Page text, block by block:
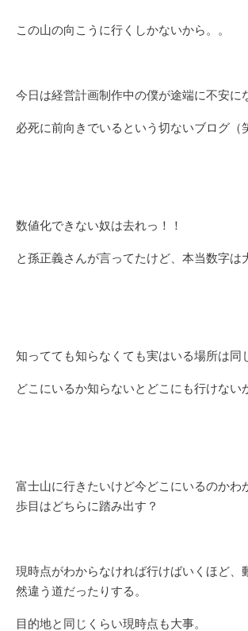
この山の向こうに行くしかないから。。
今日は経営計画制作中の僕が途端に不安に
必死に前向きでいるという切ないブログ（
数値化できない奴は去れっ！！
と孫正義さんが言ってたけど、本当数字は
知ってても知らなくても実はいる場所は同
どこにいるか知らないとどこにも行けない
富士山に行きたいけど今どこにいるのかわ
歩目はどちらに踏み出す？
現時点がわからなければ行けばいくほど、
然違う道だったりする。
目的地と同じくらい現時点も大事。